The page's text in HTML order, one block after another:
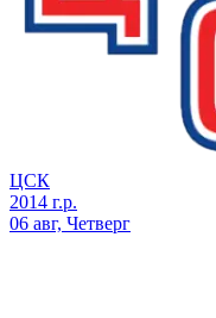
ЦСК
2014 г.р.
06 авг, Четверг